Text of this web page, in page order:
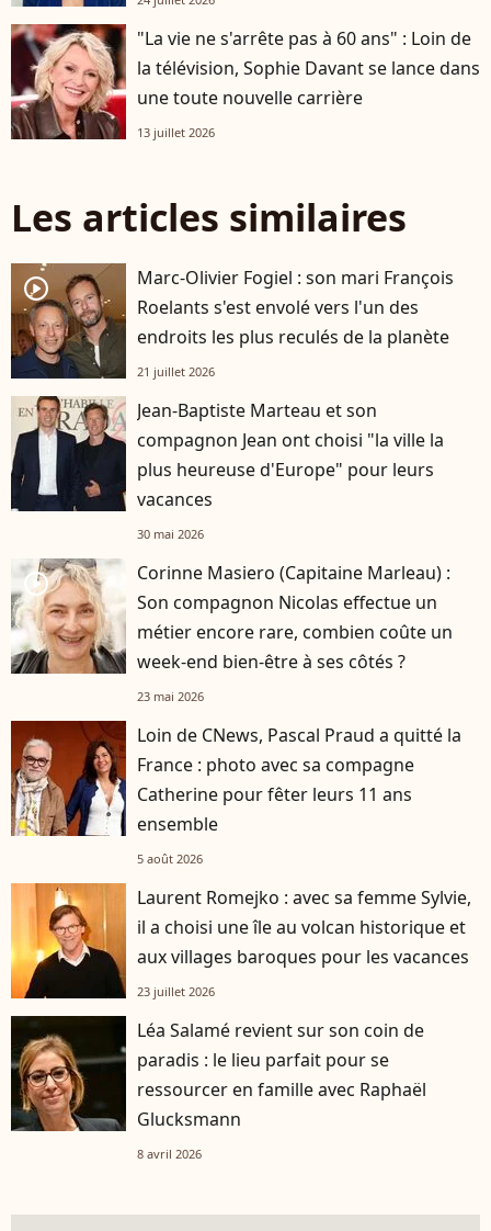
"La vie ne s'arrête pas à 60 ans" : Loin de
la télévision, Sophie Davant se lance dans
une toute nouvelle carrière
13 juillet 2026
Les articles similaires
player2
Marc-Olivier Fogiel : son mari François
Roelants s'est envolé vers l'un des
endroits les plus reculés de la planète
21 juillet 2026
Jean-Baptiste Marteau et son
compagnon Jean ont choisi "la ville la
plus heureuse d'Europe" pour leurs
vacances
30 mai 2026
player2
Corinne Masiero (Capitaine Marleau) :
Son compagnon Nicolas effectue un
métier encore rare, combien coûte un
week-end bien-être à ses côtés ?
23 mai 2026
Loin de CNews, Pascal Praud a quitté la
France : photo avec sa compagne
Catherine pour fêter leurs 11 ans
ensemble
5 août 2026
Laurent Romejko : avec sa femme Sylvie,
il a choisi une île au volcan historique et
aux villages baroques pour les vacances
23 juillet 2026
Léa Salamé revient sur son coin de
paradis : le lieu parfait pour se
ressourcer en famille avec Raphaël
Glucksmann
8 avril 2026